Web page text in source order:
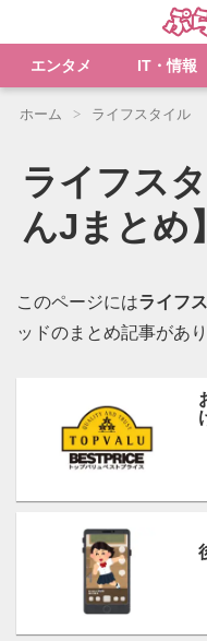
エンタメ IT・情報
ホーム ライフスタイル
ライフス
んJまとめ】
このページにはライフ
ッドのまとめ記事があり